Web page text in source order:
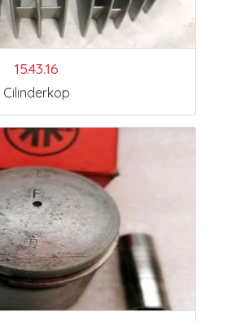
15.43.16
Cilinderkop